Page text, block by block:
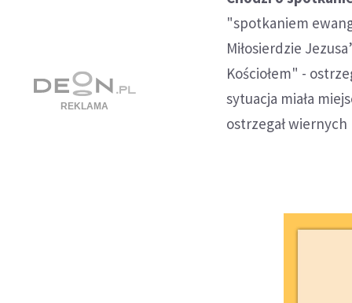
"spotkaniem
Miłosierdzie
Kościołem" -
sytuacja miała
ostrzegał wiernych